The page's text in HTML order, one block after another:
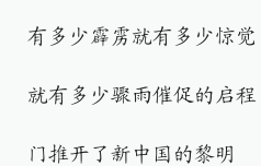
有多少霹雳就有多少惊觉
就有多少骤雨催促的启程
门推开了新中国的黎明